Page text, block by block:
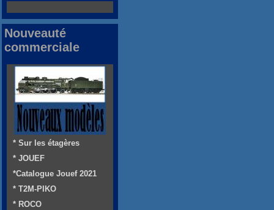
Nouveauté
commerciale
* Sur les étagères
* JOUEF
*Catalogue Jouef 2021
* T2M-PIKO
* ROCO